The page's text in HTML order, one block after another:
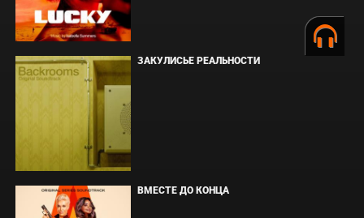
ЗАКУЛИСЬЕ РЕАЛЬНОСТИ
ВМЕСТЕ ДО КОНЦА